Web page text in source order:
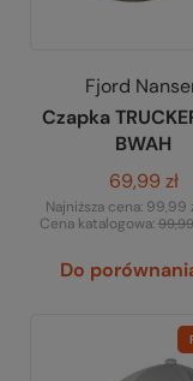
Fjord
Czapka
BWAH
69,99 zł
Najniższa cena: 99,99
Cena katalogowa:99,99
Do